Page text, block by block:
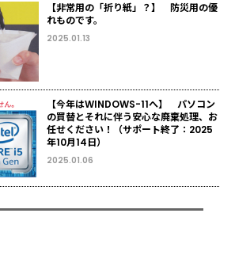
【非常用の「折り紙」？】 防災用の優
れものです。
2025.01.13
【今年はWINDOWS-11へ】 パソコン
の買替とそれに伴う安心な廃棄処理、お
任せください！（サポート終了：2025
年10月14日）
2025.01.06